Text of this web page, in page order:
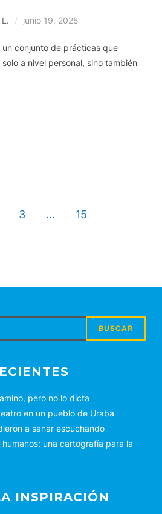
junio 19, 2025
un conjunto de prácticas que
a nivel personal, sino también
3 … 15
pero no lo dicta
en un pueblo de Urabá
a sanar escuchando
una cartografía para la
INSPIRACIÓN